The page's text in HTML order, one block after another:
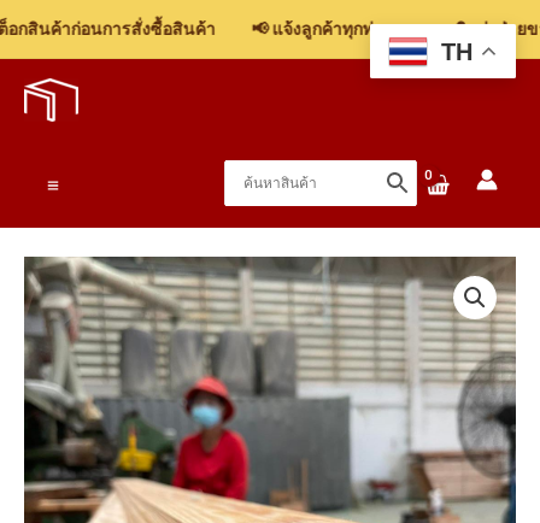
กสินค้าก่อนการสั่งซื้อสินค้า 📢 แจ้งลูกค้าทุกท่าน: รบกวนติดต่อฝ่ายข
Menu
TH